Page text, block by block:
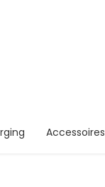
Accessoires